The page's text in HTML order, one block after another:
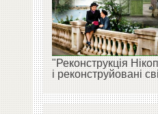
"Реконструкція
і реконструйовані